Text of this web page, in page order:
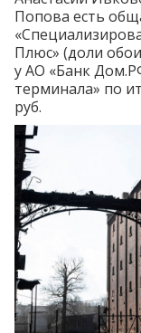
Попова есть
Плюс» (доли
у АО «Банк
терминала» по
руб.